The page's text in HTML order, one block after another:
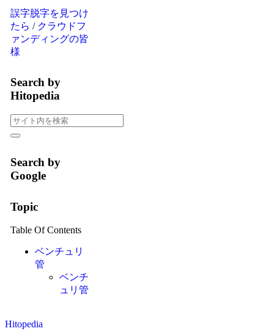
誤字脱字を見つけ
たら / クラウドフ
ァンディングの皆
様
Search by
Hitopedia
Search by
Google
Topic
Table Of Contents
ベンチュリ
管
ベンチ
ュリ管
Hitopedia